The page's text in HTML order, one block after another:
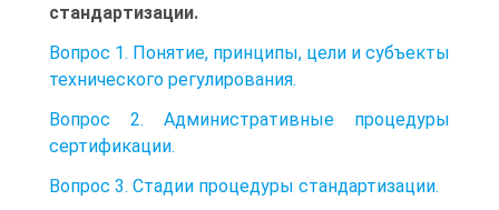
стандартизации.
Вопрос 1. Понятие, принципы, цели и субъекты
технического регулирования.
Вопрос 2. Административные процедуры
сертификации.
Вопрос 3. Стадии процедуры стандартизации.